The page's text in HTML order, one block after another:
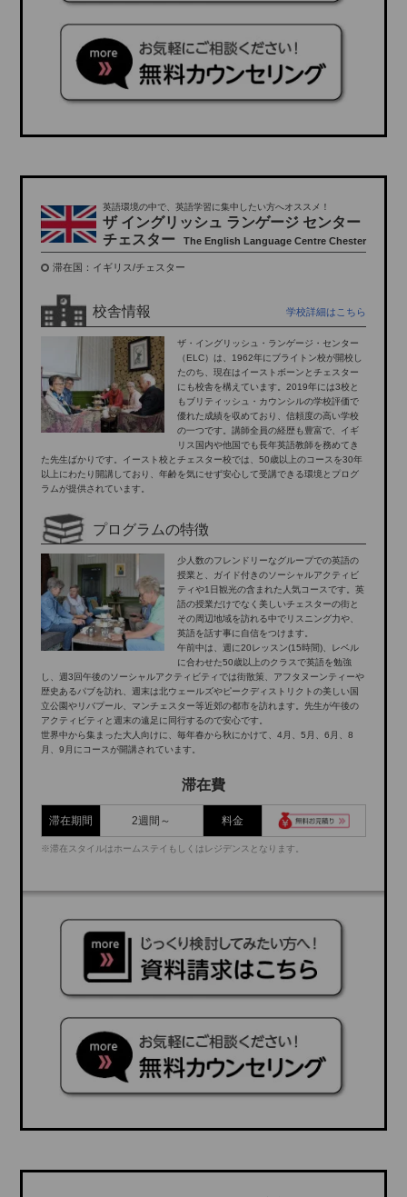
英語環境の中で、英語学習に集中したい方へオススメ！
ザ イングリッシュ ランゲージ センター
チェスター
The English Language Centre Chester
滞在国：イギリス/チェスター
校舎情報 学校詳細はこちら
ザ・イングリッシュ・ランゲージ・センター
（ELC）は、1962年にブライトン校が開校し
たのち、現在はイーストボーンとチェスター
にも校舎を構えています。2019年には3校と
もブリティッシュ・カウンシルの学校評価で
優れた成績を収めており、信頼度の高い学校
の一つです。講師全員の経歴も豊富で、イギ
リス国内や他国でも長年英語教師を務めてき
た先生ばかりです。イースト校とチェスター校では、50歳以上のコースを30年
以上にわたり開講しており、年齢を気にせず安心して受講できる環境とプログ
ラムが提供されています。
プログラムの特徴
少人数のフレンドリーなグループでの英語の
授業と、ガイド付きのソーシャルアクティビ
ティや1日観光の含まれた人気コースです。英
語の授業だけでなく美しいチェスターの街と
その周辺地域を訪れる中でリスニング力や、
英語を話す事に自信をつけます。
午前中は、週に20レッスン(15時間)、レベル
に合わせた50歳以上のクラスで英語を勉強
し、週3回午後のソーシャルアクティビティでは街散策、アフタヌーンティーや
歴史あるパブを訪れ、週末は北ウェールズやピークディストリクトの美しい国
立公園やリバプール、マンチェスター等近郊の都市を訪れます。先生が午後の
アクティビティと週末の遠足に同行するので安心です。
世界中から集まった大人向けに、毎年春から秋にかけて、4月、5月、6月、8
月、9月にコースが開講されています。
滞在費
滞在期間 2週間～ 料金
※滞在スタイルはホームステイもしくはレジデンスとなります。